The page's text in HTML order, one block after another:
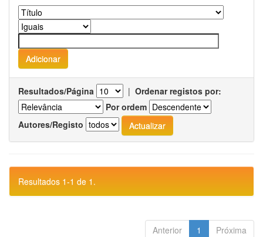
Resultados/Página | Ordenar registos por:
Por ordem
Autores/Registo
Resultados 1-1 de 1.
Anterior 1 Próxima